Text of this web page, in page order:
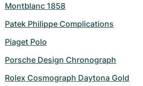
Montblanc 1858
Patek Philippe Complications
Piaget Polo
Porsche Design Chronograph
Rolex Cosmograph Daytona Gold